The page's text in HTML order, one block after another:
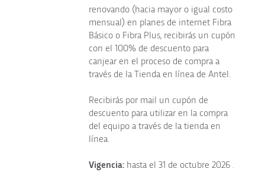
renovando (hacia mayor o igual costo
mensual) en planes de internet Fibra
Básico o Fibra Plus, recibirás un cupón
con el 100% de descuento para
canjear en el proceso de compra a
través de la Tienda en línea de Antel.
Recibirás por mail un cupón de
descuento para utilizar en la compra
del equipo a través de la tienda en
línea.
Vigencia: hasta el 31 de octubre 2026 .